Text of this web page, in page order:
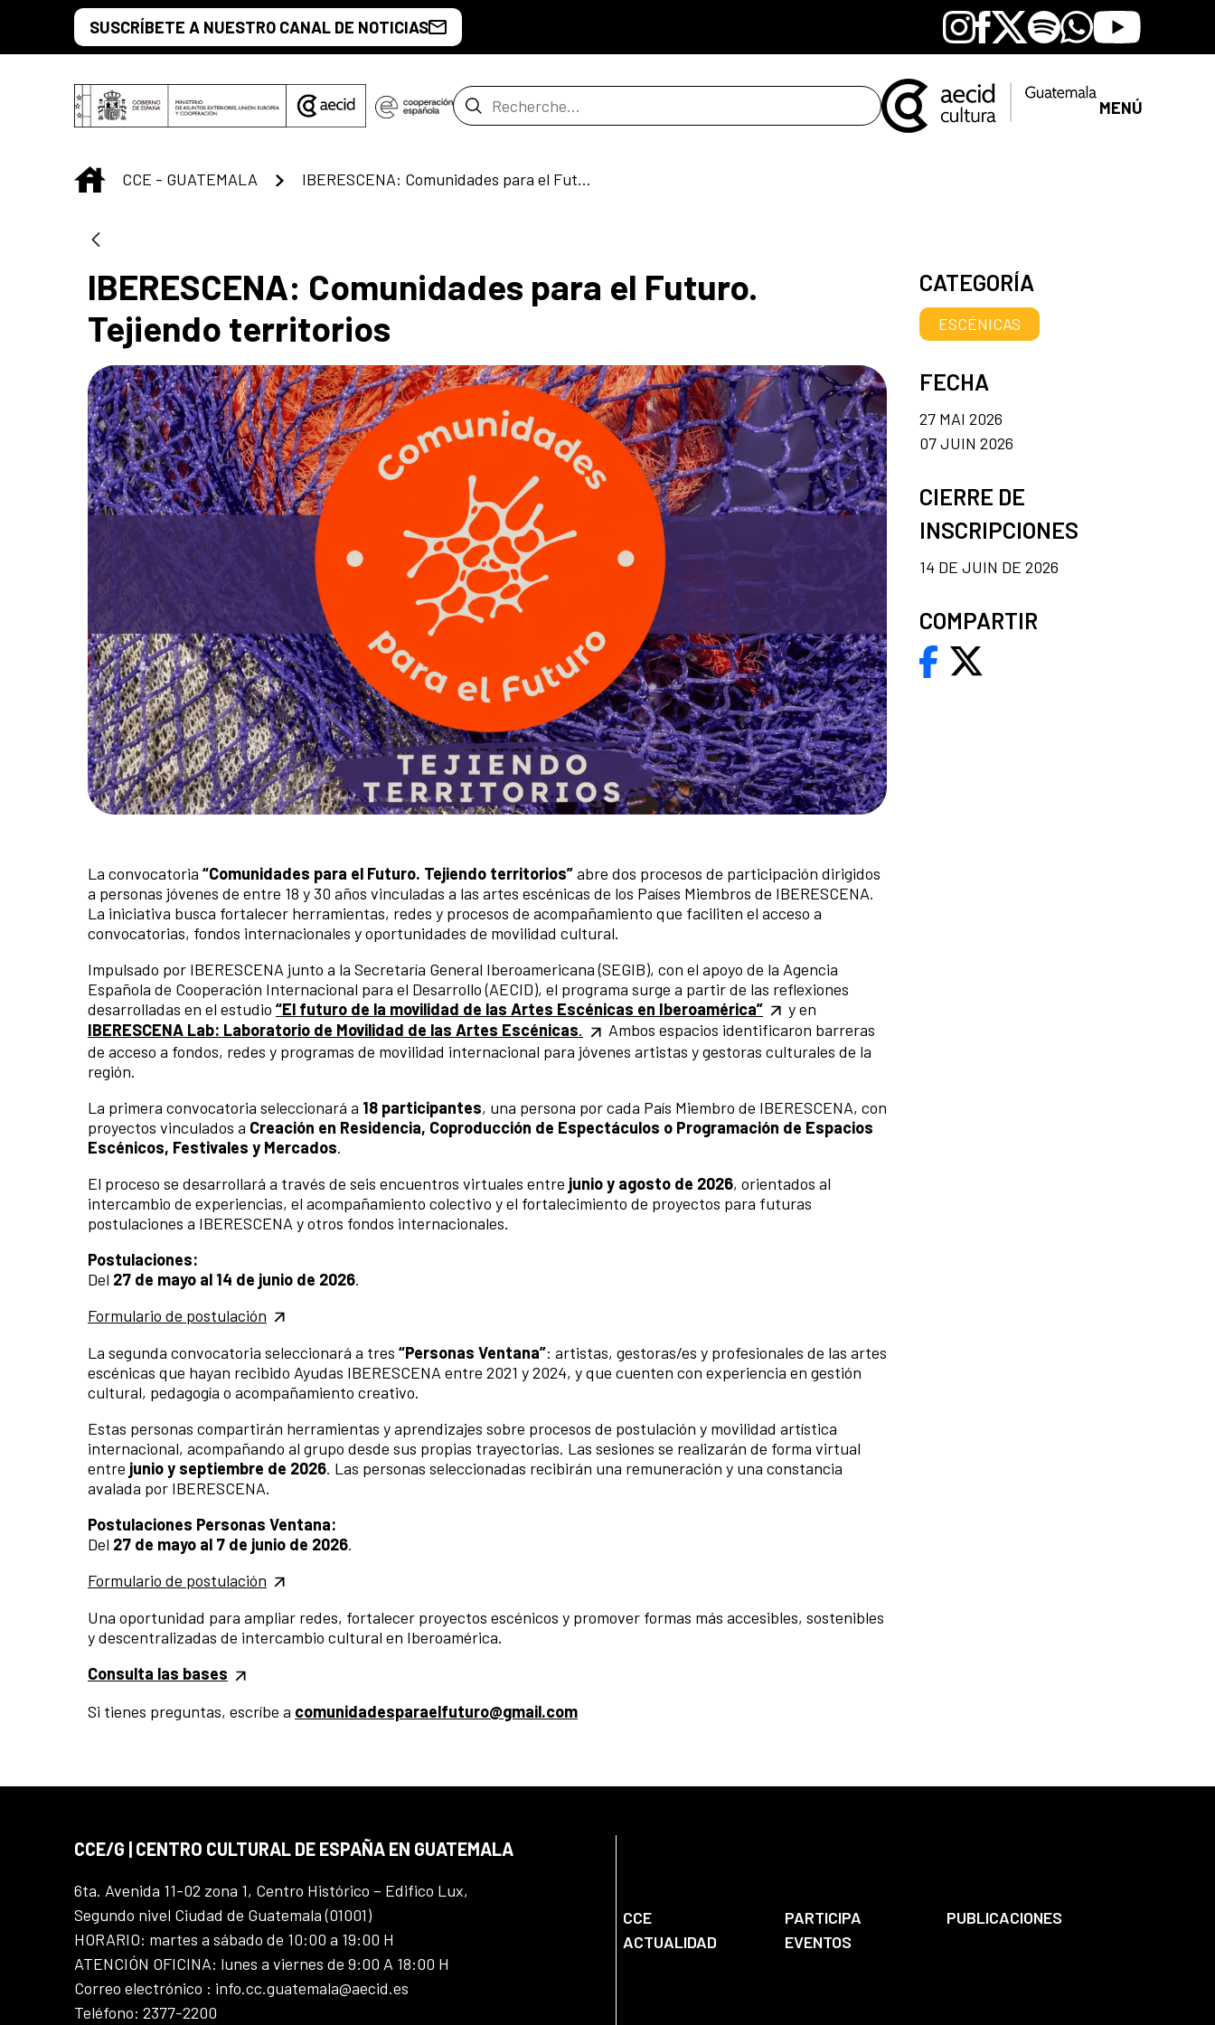
Saut au contenu principal
SUSCRÍBETE A NUESTRO CANAL DE NOTICIAS Instagram
Facebook
X SpotifyWhatsapp
Youtube
Barre de recherche MENÚ
INICIO
CCE - GUATEMALA IBERESCENA: Comunidades para el Futuro. Tejiendo territorios
IBERESCENA: Comunidades para el Futuro.
Tejiendo territorios
La convocatoria “Comunidades para el Futuro. Tejiendo territorios”abre dos procesos de participación dirigidos
a personas jóvenes de entre 18 y 30 años vinculadas a las artes escénicas de los Países Miembros de IBERESCENA.
La iniciativa busca fortalecer herramientas, redes y procesos de acompañamiento que faciliten el acceso a
convocatorias, fondos internacionales y oportunidades de movilidad cultural.
Impulsado por IBERESCENA junto a la Secretaría General Iberoamericana (SEGIB), con el apoyo de la Agencia
Española de Cooperación Internacional para el Desarrollo (AECID), el programa surge a partir de las reflexiones
desarrolladas en el estudio “El futuro de la movilidad de las Artes Escénicas en Iberoamérica”
y en
IBERESCENA Lab: Laboratorio de Movilidad de las Artes Escénicas.
Ambos espacios identificaron barreras
de acceso a fondos, redes y programas de movilidad internacional para jóvenes artistas y gestoras culturales de la
región.
La primera convocatoria seleccionará a 18 participantes, una persona por cada País Miembro de IBERESCENA, con
proyectos vinculados a Creación en Residencia, Coproducción de Espectáculos o Programación de Espacios
Escénicos, Festivales y Mercados.
El proceso se desarrollará a través de seis encuentros virtuales entre junio y agosto de 2026, orientados al
intercambio de experiencias, el acompañamiento colectivo y el fortalecimiento de proyectos para futuras
postulaciones a IBERESCENA y otros fondos internacionales.
Postulaciones:
Del 27 de mayo al 14 de junio de 2026.
Formulario de postulación
La segunda convocatoria seleccionará a tres “Personas Ventana”: artistas, gestoras/es y profesionales de las artes
escénicas que hayan recibido Ayudas IBERESCENA entre 2021 y 2024, y que cuenten con experiencia en gestión
cultural, pedagogía o acompañamiento creativo.
Estas personas compartirán herramientas y aprendizajes sobre procesos de postulación y movilidad artística
internacional, acompañando al grupo desde sus propias trayectorias. Las sesiones se realizarán de forma virtual
entre junio y septiembre de 2026. Las personas seleccionadas recibirán una remuneración y una constancia
avalada por IBERESCENA.
Postulaciones Personas Ventana:
Del 27 de mayo al 7 de junio de 2026.
Formulario de postulación
Una oportunidad para ampliar redes, fortalecer proyectos escénicos y promover formas más accesibles, sostenibles
y descentralizadas de intercambio cultural en Iberoamérica.
Consulta las bases
Si tienes preguntas, escríbe a comunidadesparaelfuturo@gmail.com
CATEGORÍA
ESCÉNICAS
FECHA
27 MAI 2026
07 JUIN 2026
CIERRE DE
INSCRIPCIONES
14 DE JUIN DE 2026
COMPARTIR
CCE/G | CENTRO CULTURAL DE ESPAÑA EN GUATEMALA
6ta. Avenida 11-02 zona 1, Centro Histórico – Edifico Lux,
Segundo nivel Ciudad de Guatemala (01001)
HORARIO: martes a sábado de 10:00 a 19:00 H
ATENCIÓN OFICINA: lunes a viernes de 9:00 A 18:00 H
Correo electrónico : info.cc.guatemala@aecid.es
Teléfono: 2377-2200
CCE PARTICIPA
PUBLICACIONES
ACTUALIDAD
EVENTOS